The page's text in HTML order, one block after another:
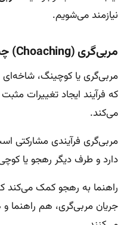
نیازمند می‌شویم.
مربی‌گری (Choaching
)
مربی‌گری یا کوچینگ،
که فرآیند ایجاد تغییرات
می‌کند.
مربی‌گری فرآیندی مشارکتی
دارد و طرف دیگر رهجو یا
راهنما به رهجو کمک می‌کند
جریان مربی‌گری، هم راهنما